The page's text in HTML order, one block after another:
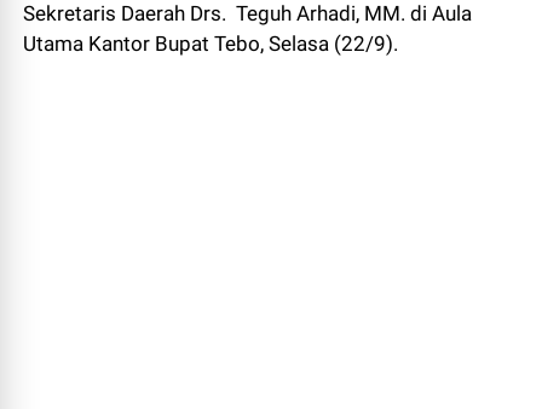
Sekretaris Daerah Drs. Teguh Arhadi, MM. di Aula
Utama Kantor Bupat Tebo, Selasa (22/9).